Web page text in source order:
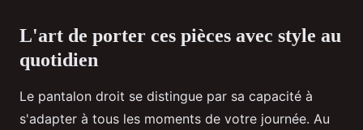
L'art de porter ces pièces avec style au
quotidien
Le pantalon droit se distingue par sa capacité à
s'adapter à tous les moments de votre journée. Au